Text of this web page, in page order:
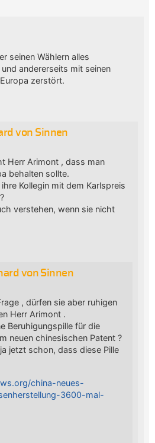
seinen Wählern alles
andererseits mit seinen
zerstört.
von Sinnen
Herr Arimont , dass man
behalten sollte.
Kollegin mit dem Karlspreis
verstehen, wenn sie nicht
von Sinnen
, dürfen sie aber ruhigen
Herr Arimont .
Beruhigungspille für die
neuen chinesischen Patent ?
jetzt schon, dass diese Pille
china-neues-
3600-mal-